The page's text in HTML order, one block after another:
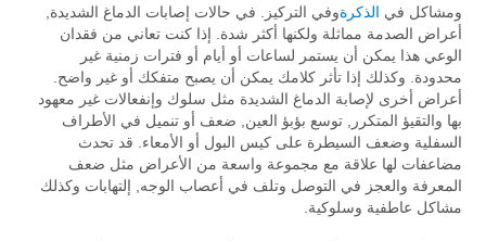
ومشاكل في الذكرةوفي التركيز. في حالات إصابات الدماغ الشديدة,
أعراض الصدمة مماثلة ولكنها أكثر شدة. إذا كنت تعاني من فقدان
الوعي هذا يمكن أن يستمر لساعات أو أيام أو فترات زمنية غير
محدودة. وكذلك إذا تأثر كلامك يمكن أن يصبح متفكك أو غير واضح.
أعراض أخرى لإصابة الدماغ الشديدة مثل سلوك وإنفعالات غير معهود
بها والتقيؤ المتكرر, توسع بؤبؤ العين, ضعف أو تنميل في الأطراف
السفلية وضعف السيطرة على كيس البول أو الأمعاء. قد تحدث
مضاعفات لها علاقة مع مجموعة واسعة من الأعراض مثل ضعف
المعرفة والعجز في التوصل وتلف في أعصاب الوجه, إلتهابات وكذلك
مشاكل عاطفية وسلوكية.